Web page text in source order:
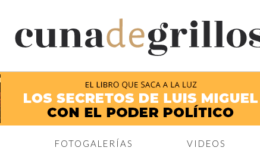
FOTOGALERÍAS VIDEOS